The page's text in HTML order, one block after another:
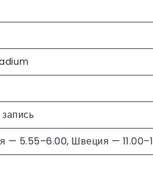
— 5.55–6.00, Швеция —